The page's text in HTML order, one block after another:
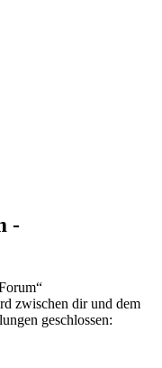
-
zwischen dir und dem
geschlossen: